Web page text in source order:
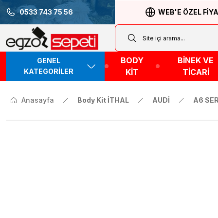
0533 743 75 56 WEB'E ÖZEL
GENEL
KATEGORİLER
BODY
KİT
BİNEK VE
TİCARİ
Anasayfa Body Kit İTHAL AUDİ A6